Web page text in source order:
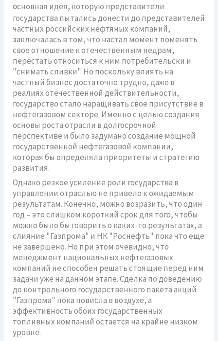
Основная идея, которую представители
государства пытались донести до представителей
частных российских нефтяных компаний,
заключалась в том, что настал момент поменять
свое отношение к отечественным недрам,
перестать относиться к ним потребительски и
"снимать сливки". Но поскольку влиять на
частный бизнес достаточно трудно, даже в
реалиях отечественной действительности,
государство стало наращивать свое присутствие в
нефтегазовом секторе. Именно с целью создания
основы роста отрасли в долгосрочной
перспективе и было задумано создание мощной
государственной нефтегазовой компании,
которая бы определяла приоритеты и стратегию
развития.
Однако резкое усиление роли государства в
управлении отраслью не привело к ожидаемым
результатам. Конечно, можно возразить, что один
год – это слишком короткий срок для того, чтобы
можно было бы говорить о каких-то результатах, а
слияние "Газпрома" и НК "Роснефть" пока что еще
не завершено. Но при этом очевидно, что
менеджмент национальных нефтегазовых
компаний не способен решать стоящие перед ним
задачи уже на данном этапе. Сделка по доведению
до контрольного государственного пакета акций
"Газпрома" пока повисла в воздухе, а
эффективность обоих государственных
топливных компаний остается на крайне низком
уровне.